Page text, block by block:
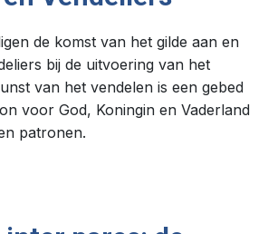
de komst van het gilde aan en
bij de uitvoering van het
van het vendelen is een gebed
voor God, Koningin en Vaderland
patronen.